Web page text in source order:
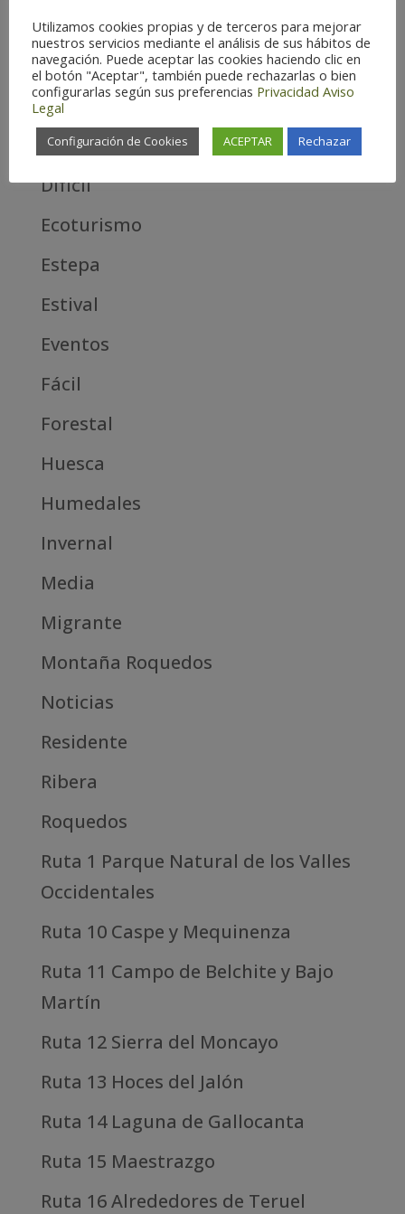
Alta Montaña
Aves estrella
Aves Todas
Cosmopolita
Difícil
Ecoturismo
Estepa
Estival
Eventos
Fácil
Forestal
Huesca
Humedales
Invernal
Media
Migrante
Montaña Roquedos
Noticias
Residente
Ribera
Roquedos
Ruta 1 Parque Natural de los Valles
Occidentales
Ruta 10 Caspe y Mequinenza
Ruta 11 Campo de Belchite y Bajo
Martín
Ruta 12 Sierra del Moncayo
Ruta 13 Hoces del Jalón
Ruta 14 Laguna de Gallocanta
Ruta 15 Maestrazgo
Ruta 16 Alrededores de Teruel
Utilizamos cookies propias y de terceros para mejorar
nuestros servicios mediante el análisis de sus hábitos de
navegación. Puede aceptar las cookies haciendo clic en
el botón "Aceptar", también puede rechazarlas o bien
configurarlas según sus preferencias Privacidad Aviso
Legal
Configuración de Cookies ACEPTAR Rechazar